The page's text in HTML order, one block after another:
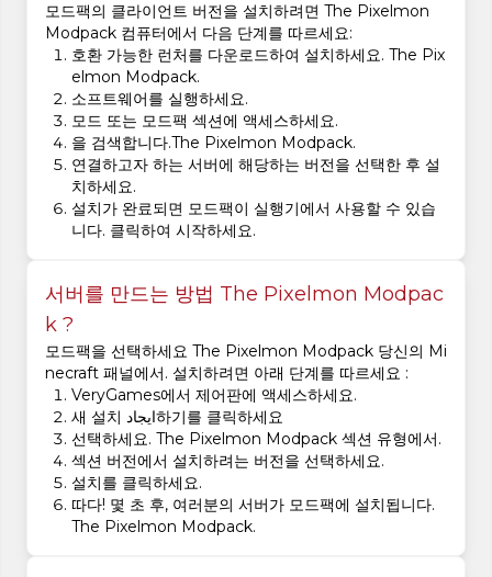
모드팩의 클라이언트 버전을 설치하려면 The Pixelmon
Modpack 컴퓨터에서 다음 단계를 따르세요:
호환 가능한 런처를 다운로드하여 설치하세요. The Pix
elmon Modpack.
소프트웨어를 실행하세요.
모드 또는 모드팩 섹션에 액세스하세요.
을 검색합니다.The Pixelmon Modpack.
연결하고자 하는 서버에 해당하는 버전을 선택한 후 설
치하세요.
설치가 완료되면 모드팩이 실행기에서 사용할 수 있습
니다. 클릭하여 시작하세요.
서버를 만드는 방법 The Pixelmon Modpac
k ?
모드팩을 선택하세요 The Pixelmon Modpack 당신의 Mi
necraft 패널에서. 설치하려면 아래 단계를 따르세요 :
VeryGames에서 제어판에 액세스하세요.
새 설치 ایجاد하기를 클릭하세요
선택하세요. The Pixelmon Modpack 섹션 유형에서.
섹션 버전에서 설치하려는 버전을 선택하세요.
설치를 클릭하세요.
따다! 몇 초 후, 여러분의 서버가 모드팩에 설치됩니다.
The Pixelmon Modpack.